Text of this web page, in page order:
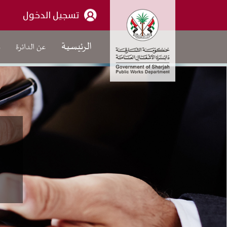
الهيكل التنظيمي العام
من نحن
تسجيل الدخول
الرئيسية عن الدائرة